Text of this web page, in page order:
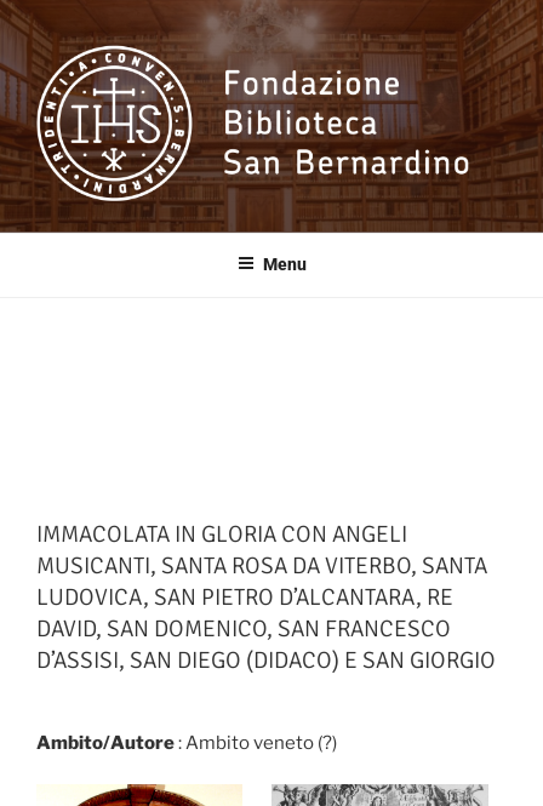
Salta
contenuto
Fondazione
Biblioteca SanMenu
IMMACOLATA IN GLORIA CON ANGELI
MUSICANTI, SANTA ROSA DA VITERBO, SANTA
LUDOVICA, SAN PIETRO D’ALCANTARA, RE
DAVID, SAN DOMENICO, SAN FRANCESCO
D’ASSISI, SAN DIEGO (DIDACO) E SAN GIORGIO
Ambito/Autore: Ambito veneto (?)